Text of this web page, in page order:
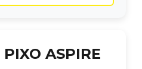
PIXO ASPIRE